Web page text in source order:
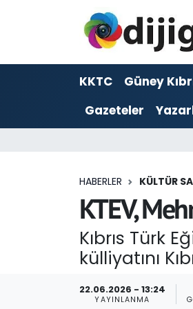
KKTC Güney
Gazeteler
HABERLER KÜLTÜR
KTEV,
Kıbrıs Türk
külliyatını
22.06.2026 - 13:24
YAYINLANMA
ADVERTORIAL
Dijigazete
Foto Galeri
Hava Durumu
Trafik Durumu
Haber Arşivi